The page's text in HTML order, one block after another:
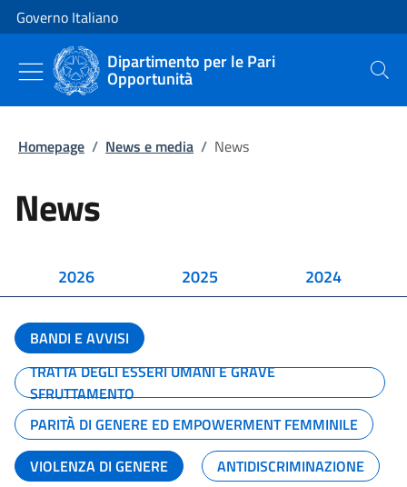
Vai al contenuto
Vai alla navigazione del sito
Governo Italiano
Dipartimento per le Pari
Opportunità Cerca
Homepage / News e media / News
News
2026 2025 2024
BANDI E AVVISI
TRATTA DEGLI ESSERI UMANI E GRAVE
SFRUTTAMENTO
PARITÀ DI GENERE ED EMPOWERMENT FEMMINILE
VIOLENZA DI GENERE
ANTIDISCRIMINAZIONE